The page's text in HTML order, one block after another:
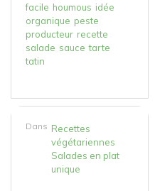
facile houmous idée
organique peste
producteur recette
salade sauce tarte
tatin
Dans Recettes
végétariennes
Salades en plat
unique